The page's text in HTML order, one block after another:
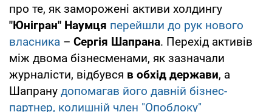
про те, як заморожені активи холдингу
"Юнігран" Наумця перейшли до рук нового
власника – Сергія Шапрана. Перехід активів
між двома бізнесменами, як зазначали
журналісти, відбувся в обхід держави, а
Шапрану допомагав його давній бізнес-
партнер, колишній член "Опоблоку"